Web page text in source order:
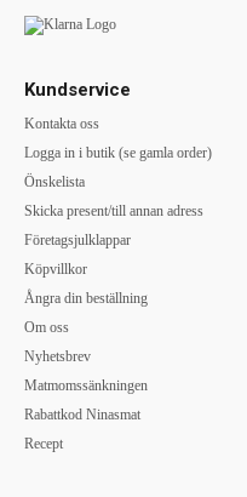
Kundservice
Kontakta oss
Logga in i butik (se gamla order)
Önskelista
Skicka present/till annan adress
Företagsjulklappar
Köpvillkor
Ångra din beställning
Om oss
Nyhetsbrev
Matmomssänkningen
Rabattkod Ninasmat
Recept